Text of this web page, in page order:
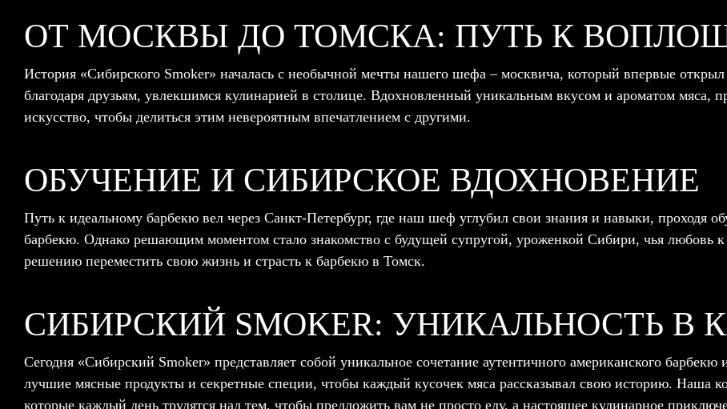
ОТ МОСКВЫ ДО ТОМСКА: ПУТЬ К
История «Сибирского Smoker» началась с необычной мечты нашего шефа – москвича, который впервые открыл
благодаря друзьям, увлекшимся кулинарией в столице. Вдохновленный уникальным вкусом и ароматом мяса,
искусство, чтобы делиться этим невероятным впечатлением с другими.
ОБУЧЕНИЕ И СИБИРСКОЕ ВДОХНОВЕНИЕ
Путь к идеальному барбекю вел через Санкт-Петербург, где наш шеф углубил свои знания и навыки, проходя
барбекю. Однако решающим моментом стало знакомство с будущей супругой, уроженкой Сибири, чья любовь
решению переместить свою жизнь и страсть к барбекю в Томск.
СИБИРСКИЙ SMOKER: УНИКАЛЬНОСТЬ
Сегодня «Сибирский Smoker» представляет собой уникальное сочетание аутентичного американского
лучшие мясные продукты и секретные специи, чтобы каждый кусочек мяса рассказывал свою историю. Наша
которые каждый день трудятся над тем, чтобы предложить вам не просто еду, а настоящее кулинарное